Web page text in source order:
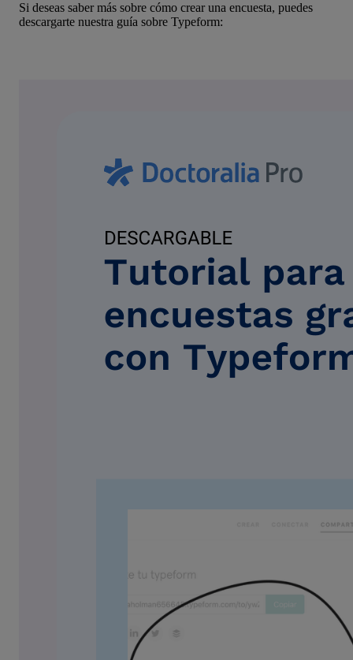
Si deseas saber más sobre cómo crear una encuesta, puedes
descargarte nuestra guía sobre Typeform: